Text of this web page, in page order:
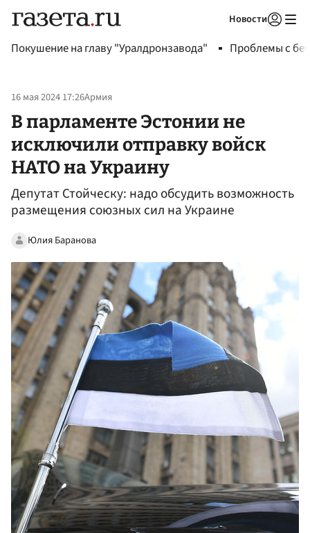
Новости
Покушение на главу "Уралдронзавода" Проблемы с
16 мая 2024 17:26Армия
В парламенте Эстонии не
исключили отправку войск
НАТО на Украину
Депутат Стойческу: надо обсудить возможность
размещения союзных сил на Украине
Юлия Баранова